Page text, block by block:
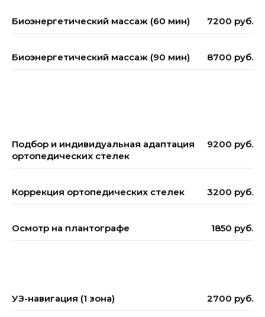
Биоэнергетический массаж (60 мин) 7200 руб.
Биоэнергетический массаж (90 мин) 8700 руб.
Подбор и индивидуальная адаптация
ортопедических стелек
9200 руб.
Коррекция ортопедических стелек 3200 руб.
Осмотр на плантографе 1850 руб.
УЗ-навигация (1 зона) 2700 руб.